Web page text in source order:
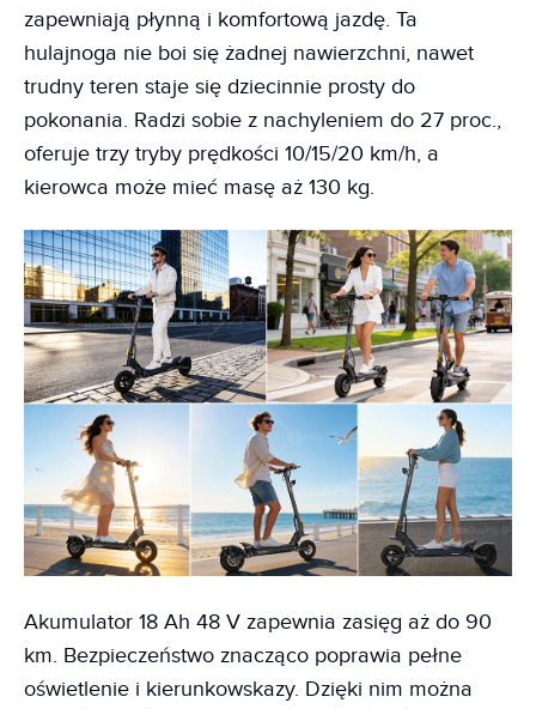
zapewniają płynną i komfortową jazdę. Ta
hulajnoga nie boi się żadnej nawierzchni, nawet
trudny teren staje się dziecinnie prosty do
pokonania. Radzi sobie z nachyleniem do 27 proc.,
oferuje trzy tryby prędkości 10/15/20 km/h, a
kierowca może mieć masę aż 130 kg.
Akumulator 18 Ah 48 V zapewnia zasięg aż do 90
km. Bezpieczeństwo znacząco poprawia pełne
oświetlenie i kierunkowskazy. Dzięki nim można